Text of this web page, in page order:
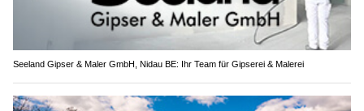
Seeland Gipser & Maler GmbH, Nidau BE: Ihr Team für Gipserei & Malerei